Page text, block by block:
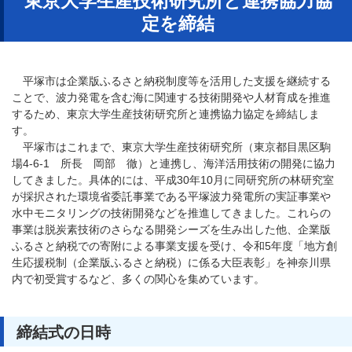
定を締結
平塚市は企業版ふるさと納税制度等を活用した支援を継続する
ことで、波力発電を含む海に関連する技術開発や人材育成を推進
するため、東京大学生産技術研究所と連携協力協定を締結しま
す。
平塚市はこれまで、東京大学生産技術研究所（東京都目黒区駒
場4-6-1 所長 岡部 徹）と連携し、海洋活用技術の開発に協力
してきました。具体的には、平成30年10月に同研究所の林研究室
が採択された環境省委託事業である平塚波力発電所の実証事業や
水中モニタリングの技術開発などを推進してきました。これらの
事業は脱炭素技術のさらなる開発シーズを生み出した他、企業版
ふるさと納税での寄附による事業支援を受け、令和5年度「地方創
生応援税制（企業版ふるさと納税）に係る大臣表彰」を神奈川県
内で初受賞するなど、多くの関心を集めています。
締結式の日時